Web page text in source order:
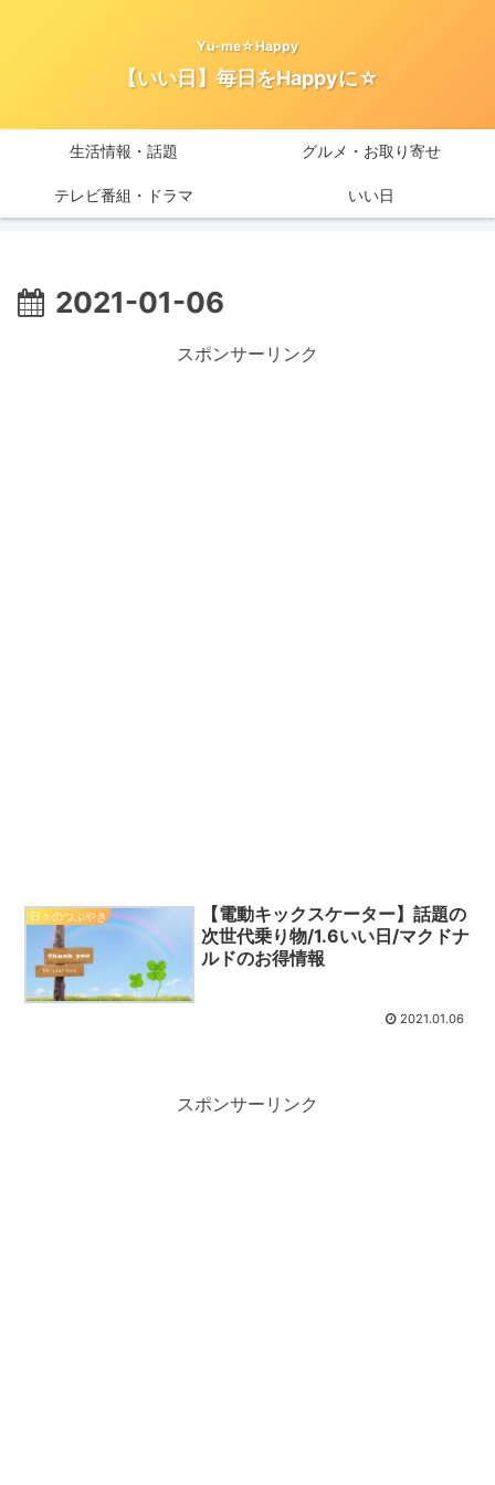
Yu-me☆Happy
【いい日】毎日をHappyに☆
生活情報・話題 グルメ・お取り寄せ
テレビ番組・ドラマ いい日
2021-01-06
スポンサーリンク
日々のつぶやき
【電動キックスケーター】話題の
次世代乗り物/1.6いい日/マクドナ
ルドのお得情報
2021.01.06
スポンサーリンク